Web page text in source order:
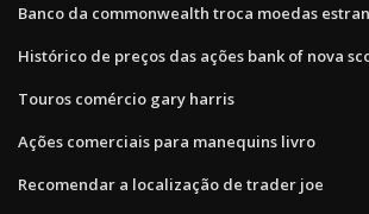
Banco da commonwealth troca moedas
Histórico de preços das ações bank of nova
Touros comércio gary harris
Ações comerciais para manequins livro
Recomendar a localização de trader joe